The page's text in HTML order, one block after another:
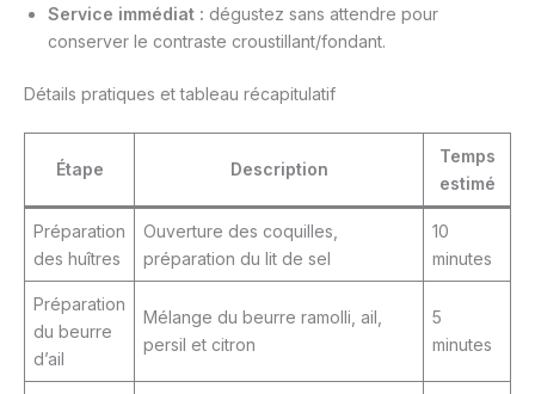
Service immédiat : dégustez sans attendre pour
conserver le contraste croustillant/fondant.
Détails pratiques et tableau récapitulatif
Étape Description
Temps
estimé
Préparation
des huîtres
Ouverture des coquilles,
préparation du lit de sel
10
minutes
Préparation
du beurre
d’ail
Mélange du beurre ramolli, ail,
persil et citron
5
minutes